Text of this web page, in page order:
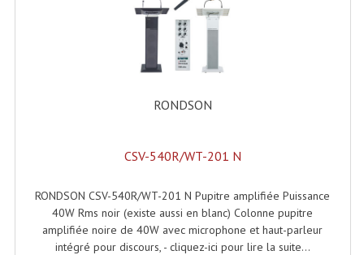
Dispatches
Filtres Et Divers
Flexibles Lumineux Leds
Guirlandes Lumineuse
Ampoules - Tubes Lumière Noire Black Gun
Lampes À Décharges
RONDSON
CSV-540R/WT-201 N
RONDSON CSV-540R/WT-201 N Pupitre amplifiée Puissance
40W Rms noir (existe aussi en blanc) Colonne pupitre
amplifiée noire de 40W avec microphone et haut-parleur
intégré pour discours, - cliquez-ici pour lire la suite...